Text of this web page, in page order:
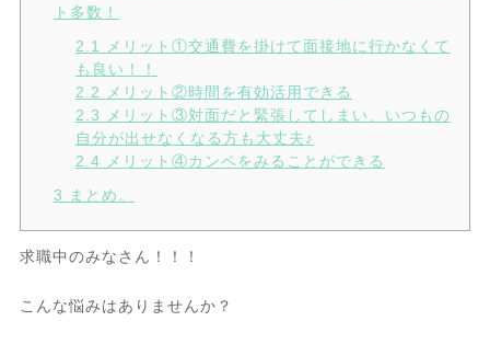
ト多数！
2.1 メリット①交通費を掛けて面接地に行かなくて
も良い！！
2.2 メリット②時間を有効活用できる
2.3 メリット③対面だと緊張してしまい、いつもの
自分が出せなくなる方も大丈夫♪
2.4 メリット④カンペをみることができる
3
まとめ。
求職中のみなさん！！！
こんな悩みはありませんか？